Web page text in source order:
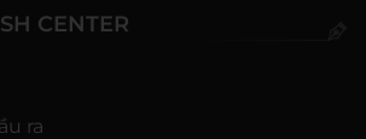
CENTER
ra